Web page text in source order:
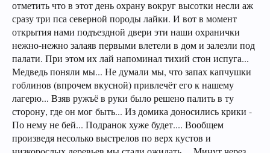
отметить что в этот день охрану вокруг высотки несли аж
сразу три пса северной породы лайки. И вот в момент
открытия нами подъездной двери эти наши охранички
нежно-нежно залаяв первыми влетели в дом и залезли под
палати. При этом их лай напоминал тихий стон испуга...
Медведь поняли мы... Не думали мы, что запах капчушки
гоблинов (впрочем вкусной) привлечёт его к нашему
лагерю... Взяв ружъё в руки было решено палить в ту
сторону, где он мог быть... Из домика доносились крики -
По нему не бей... Подранок хуже будет.... Вообщем
произведя несолько выстрелов по верх кустов и